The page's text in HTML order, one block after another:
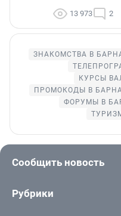
13 973 2
ЗНАКОМСТВА В
КУРСЫ
ПРОМОКОДЫ В
ФОРУМЫ В
Сообщить новость
Рубрики